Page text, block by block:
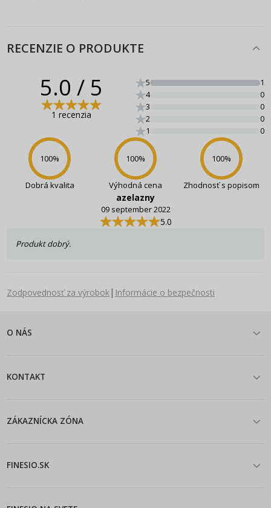
RECENZIE O PRODUKTE
5.0 / 5
1 recenzia
5
1
4
0
3
0
2
0
1
0
100%
Dobrá kvalita
100%
Výhodná cena
100%
Zhodnosť s popisom
azelazny
09 september 2022
5.0
Produkt dobrý.
Zodpovednosť za výrobok| Informácie o bezpečnosti
O NÁS
KONTAKT
ZÁKAZNÍCKA ZÓNA
FINESIO.SK